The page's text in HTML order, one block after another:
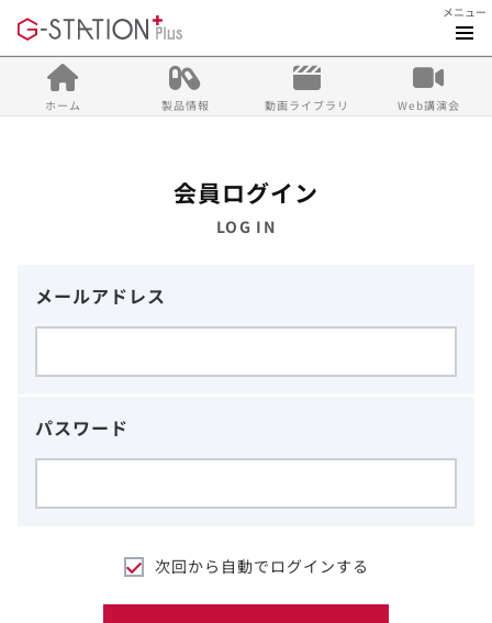
メニュー
ホーム 製品情報 動画ライブラリ Web講演会
会員ログイン
LOG IN
メールアドレス
パスワード
次回から自動でログインする